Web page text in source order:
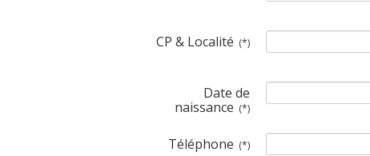
CP & Localité (*)
Date de
naissance (*)
Téléphone (*)